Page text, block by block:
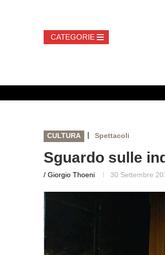
CULTURA | Spettacoli
Sguardo sulle
/ Giorgio Thoeni 30 Settembre